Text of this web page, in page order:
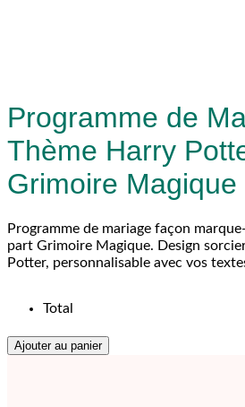
Programme de
Thème Harry
Grimoire Magique
Programme de mariage façon
part Grimoire Magique. Design
Potter, personnalisable avec vos
Total
Ajouter au panier